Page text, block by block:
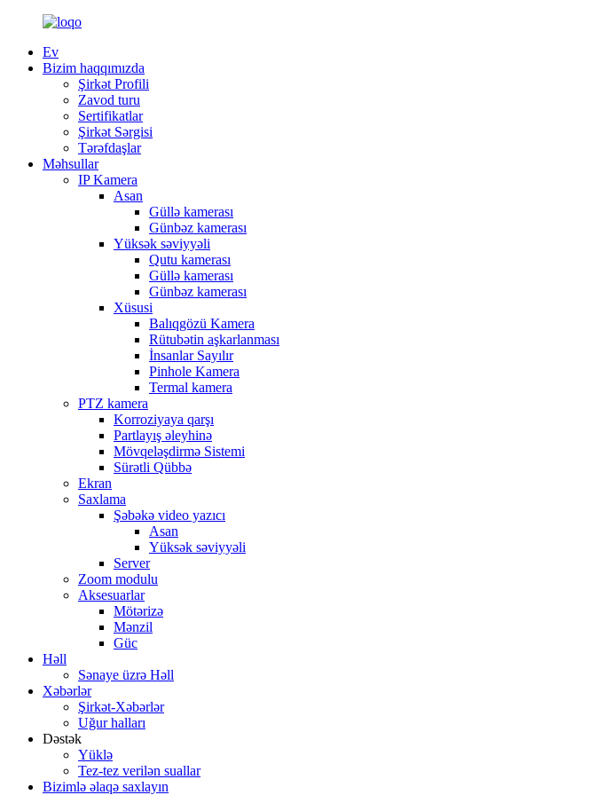
Ev
Bizim haqqımızda
Şirkət Profili
Zavod turu
Sertifikatlar
Şirkət Sərgisi
Tərəfdaşlar
Məhsullar
IP Kamera
Asan
Güllə kamerası
Günbəz kamerası
Yüksək səviyyəli
Qutu kamerası
Güllə kamerası
Günbəz kamerası
Xüsusi
Balıqgözü Kamera
Rütubətin aşkarlanması
İnsanlar Sayılır
Pinhole Kamera
Termal kamera
PTZ kamera
Korroziyaya qarşı
Partlayış əleyhinə
Mövqeləşdirmə Sistemi
Sürətli Qübbə
Ekran
Saxlama
Şəbəkə video yazıcı
Asan
Yüksək səviyyəli
Server
Zoom modulu
Aksesuarlar
Mötərizə
Mənzil
Güc
Həll
Sənaye üzrə Həll
Xəbərlər
Şirkət-Xəbərlər
Uğur halları
Dəstək
Yüklə
Tez-tez verilən suallar
Bizimlə əlaqə saxlayın